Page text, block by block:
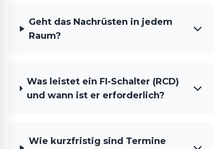
Geht das Nachrüsten in jedem
Raum?
Was leistet ein FI-Schalter (RCD)
und wann ist er erforderlich?
Wie kurzfristig sind Termine